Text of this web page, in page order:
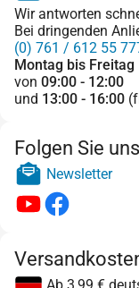
Wir antworten
Bei dringenden
(0) 761 / 612 55
Montag bis Freitag
von 09:00 - 12:00
und 13:00 - 16:00
Folgen Sie uns
Newsletter